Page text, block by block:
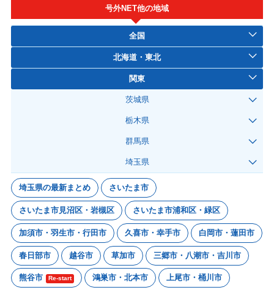
号外NET他の地域
全国
北海道・東北
関東
茨城県
栃木県
群馬県
埼玉県
埼玉県の最新まとめ さいたま市
さいたま市見沼区・岩槻区 さいたま市浦和区・緑区
加須市・羽生市・行田市 久喜市・幸手市 白岡市・蓮田市
春日部市 越谷市 草加市 三郷市・八潮市・吉川市
熊谷市 Re-start 鴻巣市・北本市 上尾市・桶川市